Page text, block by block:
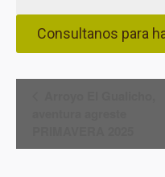
Consultanos para
Evento